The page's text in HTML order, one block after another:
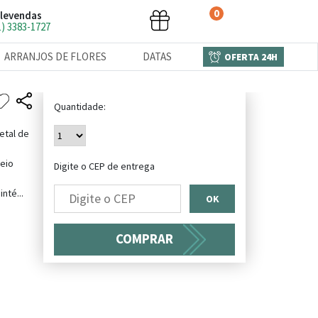
3383-1727
0
ARRANJOS DE FLORES DATAS OFERTA 24H
de
Quantidade:
Digite o CEP de entrega
OK
COMPRAR